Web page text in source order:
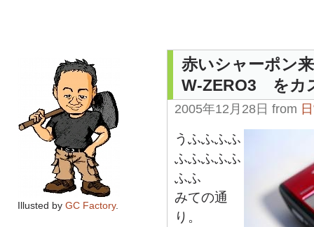
赤いシャーポン
W-ZERO3 をカ
2005年12月28日 from
うふふふふ
ふふふふふ
ふふ
みての通
り。
Illusted by GC Factory.